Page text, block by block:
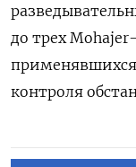
до трех
контроля